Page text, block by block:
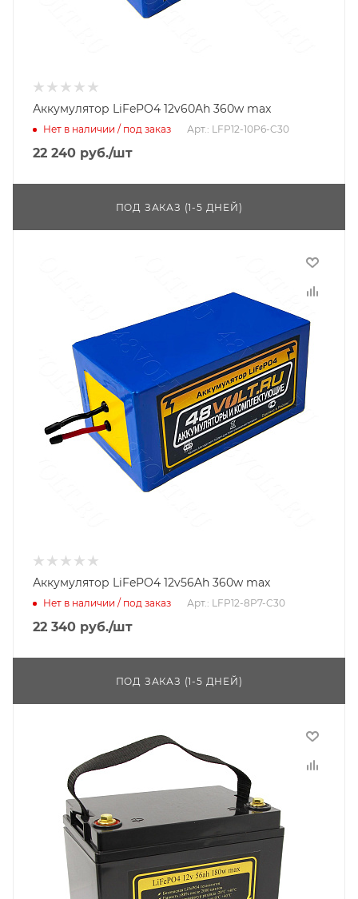
Аккумулятор LiFePO4 12v60Ah 360w max
Нет в наличии / под заказ Арт.: LFP12-10P6-C30
22 240 руб./шт
ПОД ЗАКАЗ (1-5 ДНЕЙ)
Аккумулятор LiFePO4 12v56Ah 360w max
Нет в наличии / под заказ Арт.: LFP12-8P7-C30
22 340 руб./шт
ПОД ЗАКАЗ (1-5 ДНЕЙ)